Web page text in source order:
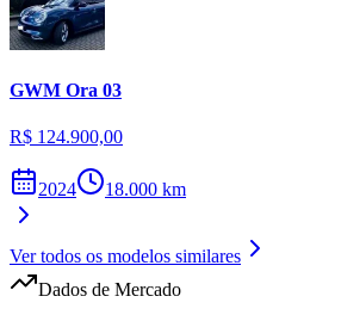
GWM Ora 03
R$ 124.900,00
2024 18.000 km
Ver todos os modelos similares
Dados de Mercado